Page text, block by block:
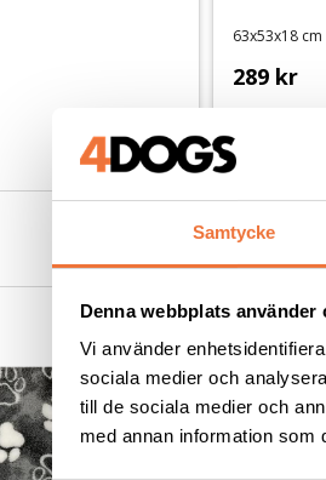
Samtycke
Denna webbplats använder
Vi använder
sociala medier och
till de sociala medier och
med annan information som
63x53x18 cm
289 kr